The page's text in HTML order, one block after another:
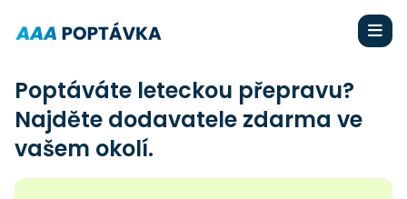
Poptáváte leteckou přepravu?
Najděte dodavatele zdarma ve
vašem okolí.